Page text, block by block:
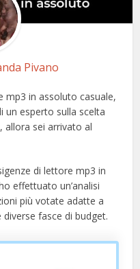
Pivano
mp3 in assoluto casuale,
un esperto sulla scelta
allora sei arrivato al
di lettore mp3 in
effettuato un’analisi
più votate adatte a
fasce di budget.